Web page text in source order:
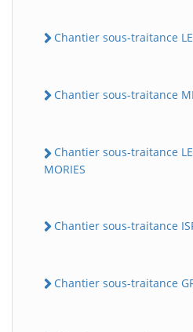
Chantier sous-traitance LE
Chantier sous-traitance
Chantier sous-traitance LE
MORIES
Chantier sous-traitance
Chantier sous-traitance